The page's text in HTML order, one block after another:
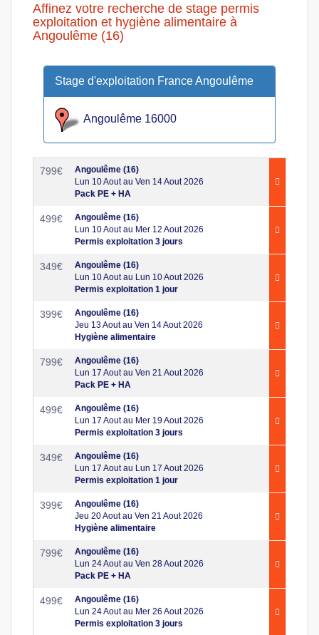
Affinez votre recherche de stage permis
exploitation et hygiène alimentaire à
Angoulême (16)
Stage d'exploitation France Angoulême
Angoulême 16000
799€
Angoulême (16)
Lun 10 Aout au Ven 14 Aout 2026
Pack PE + HA
499€
Angoulême (16)
Lun 10 Aout au Mer 12 Aout 2026
Permis exploitation 3 jours
349€
Angoulême (16)
Lun 10 Aout au Lun 10 Aout 2026
Permis exploitation 1 jour
399€
Angoulême (16)
Jeu 13 Aout au Ven 14 Aout 2026
Hygiène alimentaire
799€
Angoulême (16)
Lun 17 Aout au Ven 21 Aout 2026
Pack PE + HA
499€
Angoulême (16)
Lun 17 Aout au Mer 19 Aout 2026
Permis exploitation 3 jours
349€
Angoulême (16)
Lun 17 Aout au Lun 17 Aout 2026
Permis exploitation 1 jour
399€
Angoulême (16)
Jeu 20 Aout au Ven 21 Aout 2026
Hygiène alimentaire
799€
Angoulême (16)
Lun 24 Aout au Ven 28 Aout 2026
Pack PE + HA
499€
Angoulême (16)
Lun 24 Aout au Mer 26 Aout 2026
Permis exploitation 3 jours